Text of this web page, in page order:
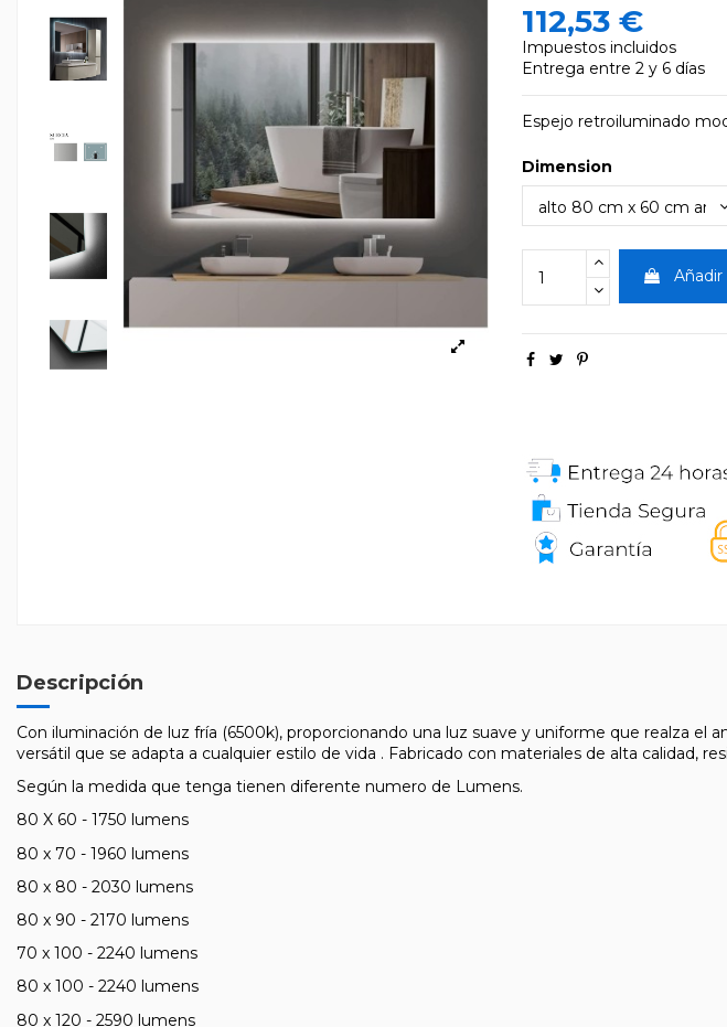
112,53 €
Impuestos incluidos
Entrega entre 2 y 6 días
Espejo retroiluminado
Dimension
Añadir
Descripción
Con iluminación de luz fría (6500k), proporcionando una luz suave y uniforme que realza
versátil que se adapta a cualquier estilo de vida . Fabricado con materiales de alta calidad,
Según la medida que tenga tienen diferente numero de Lumens.
80 X 60 - 1750 lumens
80 x 70 - 1960 lumens
80 x 80 - 2030 lumens
80 x 90 - 2170 lumens
70 x 100 - 2240 lumens
80 x 100 - 2240 lumens
80 x 120 - 2590 lumens